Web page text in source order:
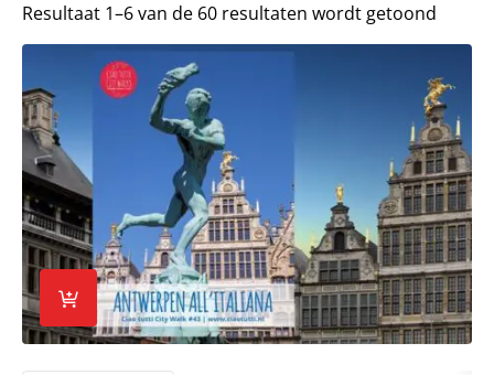
Resultaat 1–6 van de 60 resultaten wordt getoond
Lees meer over City Walk Antwerpen all’italiana